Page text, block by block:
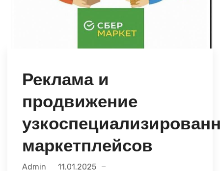
Реклама и
продвижение
маркетплейсов
Admin 11.01.2025